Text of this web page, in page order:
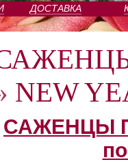
ДОСТАВКА
NEW
САЖЕНЦЫ